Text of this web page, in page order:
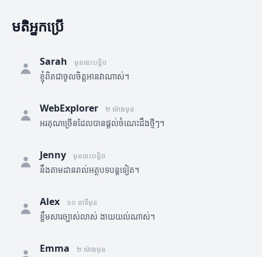
មតិអ្នកប្រើ
Sarah មុននេះបន្តិច
ខ្ញុំពិតជាចូលចិត្តអានវាណាស់។
WebExplorer ២ ម៉ោងមុន
អរគុណច្រើនដែលបានផ្តល់ចំណេះដឹងថ្មីៗ។
Jenny មុននេះបន្តិច
នឹងតាមដានរាល់អត្ថបទបន្តទៀត។
Alex ១០ នាទីមុន
ខ្លឹមសារច្បាស់លាស់ ងាយយល់ណាស់។
Emma ២ ម៉ោងមុន